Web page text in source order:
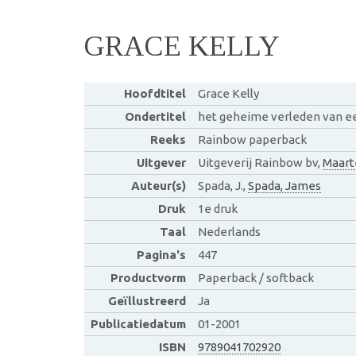
GRACE KELLY
Hoofdtitel
Grace Kelly
Ondertitel
het geheime verleden van
Reeks
Rainbow paperback
Uitgever
Uitgeverij Rainbow bv,
Auteur(s)
Spada, J., Spada, James
Druk
1e druk
Taal
Nederlands
Pagina's
447
Productvorm
Paperback / softback
Geïllustreerd
Ja
Publicatiedatum
01-2001
ISBN
9789041702920